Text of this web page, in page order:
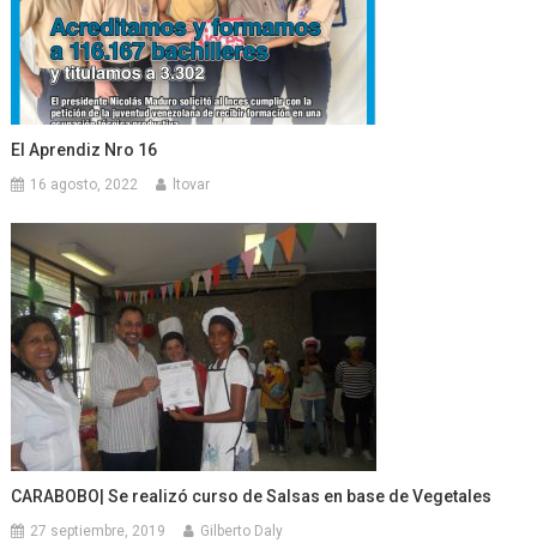
El Aprendiz Nro 16
16 agosto, 2022 ltovar
CARABOBO| Se realizó curso de Salsas en base de Vegetales
27 septiembre, 2019 Gilberto Daly